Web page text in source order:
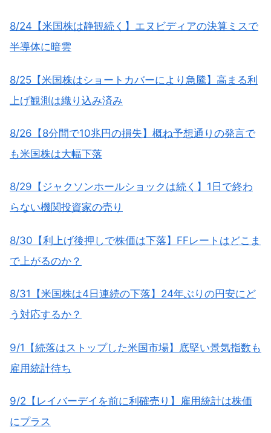
8/24【米国株は静観続く】エヌビディアの決算ミスで
半導体に暗雲
8/25【米国株はショートカバーにより急騰】高まる利
上げ観測は織り込み済み
8/26【8分間で10兆円の損失】概ね予想通りの発言で
も米国株は大幅下落
8/29【ジャクソンホールショックは続く】1日で終わ
らない機関投資家の売り
8/30【利上げ後押しで株価は下落】FFレートはどこま
で上がるのか？
8/31【米国株は4日連続の下落】24年ぶりの円安にど
う対応するか？
9/1【続落はストップした米国市場】底堅い景気指数も
雇用統計待ち
9/2【レイバーデイを前に利確売り】雇用統計は株価
にプラス